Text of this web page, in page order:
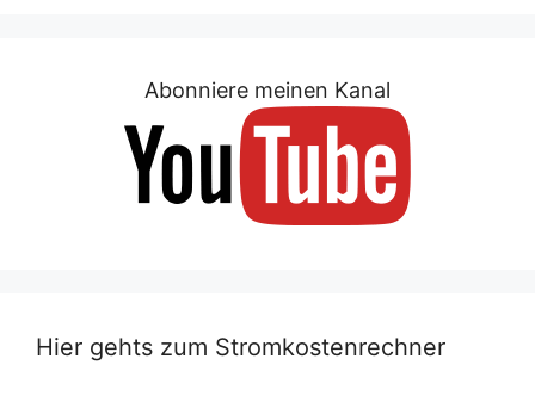
Abonniere meinen Kanal
Hier gehts zum Stromkostenrechner